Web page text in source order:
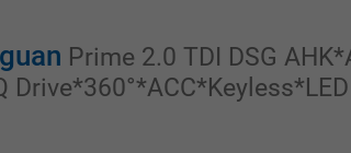
Prime 2.0 TDI DSG